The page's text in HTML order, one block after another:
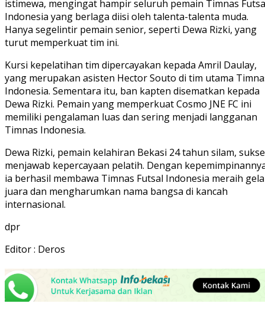
istimewa, mengingat hampir seluruh pemain Timnas
Indonesia yang berlaga diisi oleh talenta-talenta muda.
Hanya segelintir pemain senior, seperti Dewa Rizki, yang
turut memperkuat tim ini.
Kursi kepelatihan tim dipercayakan kepada Amril Daulay,
yang merupakan asisten Hector Souto di tim utama
Indonesia. Sementara itu, ban kapten disematkan kepada
Dewa Rizki. Pemain yang memperkuat Cosmo JNE FC ini
memiliki pengalaman luas dan sering menjadi langganan
Timnas Indonesia.
Dewa Rizki, pemain kelahiran Bekasi 24 tahun silam,
menjawab kepercayaan pelatih. Dengan
ia berhasil membawa Timnas Futsal Indonesia meraih
juara dan mengharumkan nama bangsa di kancah
internasional.
dpr
Editor : Deros